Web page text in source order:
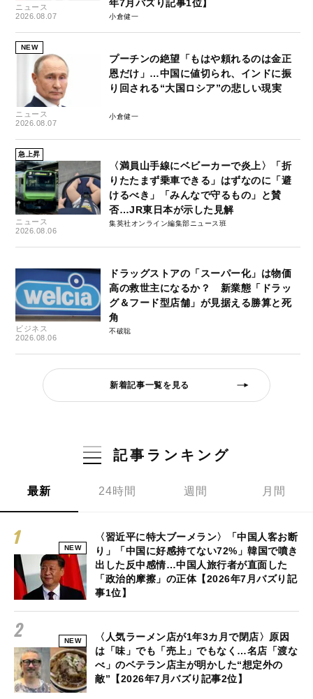
ニュース
2026.08.07
年7月バズり記事1位】
小倉健一
NEW
ニュース
2026.08.07
プーチンの絶望「もはや頼れるのは金正
恩だけ」…中国に値切られ、インドに振
り回される“大国ロシア”の悲しい現実
小倉健一
急上昇
ニュース
2026.08.06
〈満員山手線にベビーカーで炎上〉「折
りたたまず乗車できる」はずなのに「避
けるべき」「みんなで守るもの」と賛
否…JR東日本が示した見解
集英社オンライン編集部ニュース班
ビジネス
2026.08.06
ドラッグストアの「スーパー化」は物価
高の救世主になるか？ 新業態「ドラッ
グ＆フード型店舗」が見据える勝算と死
角
不破聡
新着記事一覧を見る
記事ランキング
最新 24時間 週間 月間
NEW
〈習近平に特大ブーメラン〉「中国人客お断
り」「中国に好感持てない72%」韓国で噴き
出した反中感情…中国人旅行者が直面した
「政治的摩擦」の正体【2026年7月バズり記
事1位】
NEW
〈人気ラーメン店が1年3カ月で閉店〉原因
は「味」でも「売上」でもなく…名店「渡な
べ」のベテラン店主が明かした“想定外の
敵”【2026年7月バズり記事2位】